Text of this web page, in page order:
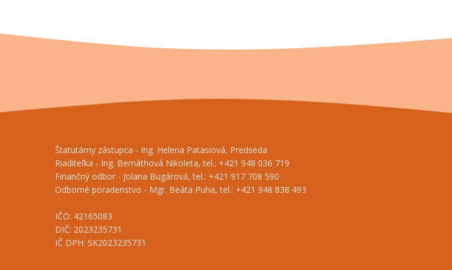
Štatutárny zástupca - Ing. Helena Patasiová, Predseda
Riaditeľka - Ing. Bernáthová Nikoleta, tel.: +421 948 036 719
Finančný odbor - Jolana Bugárová, tel.: +421 917 708 590
Odborné poradenstvo - Mgr. Beáta Puha, tel.: +421 948 838 493
IČO: 42165083
DIČ: 2023235731
IČ DPH: SK2023235731